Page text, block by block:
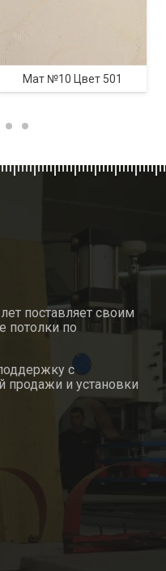
Мат №10 Цвет 501
поставляет своим
потолки по
с
продажи и установки